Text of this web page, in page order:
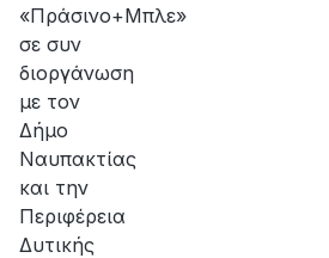
«Πράσινο+Μπλε»
σε συν
διοργάνωση
με τον
Δήμο
Ναυπακτίας
και την
Περιφέρεια
Δυτικής